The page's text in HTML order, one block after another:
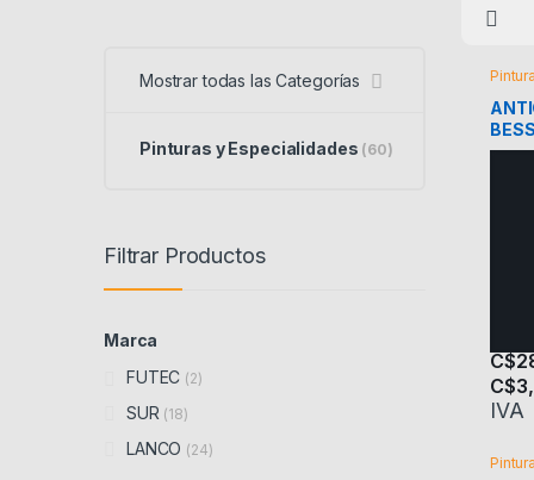
C$
C$
IVA
Este
Mostrar todas las Categorías
Pinturas y Especialidades (60)
Filtrar Productos
Marca
FUTEC (2)
SUR (18)
LANCO (24)